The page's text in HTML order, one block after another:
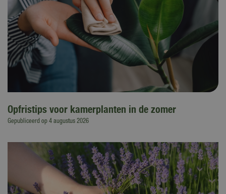
Opfristips voor kamerplanten in de zomer
Gepubliceerd op 4 augustus 2026